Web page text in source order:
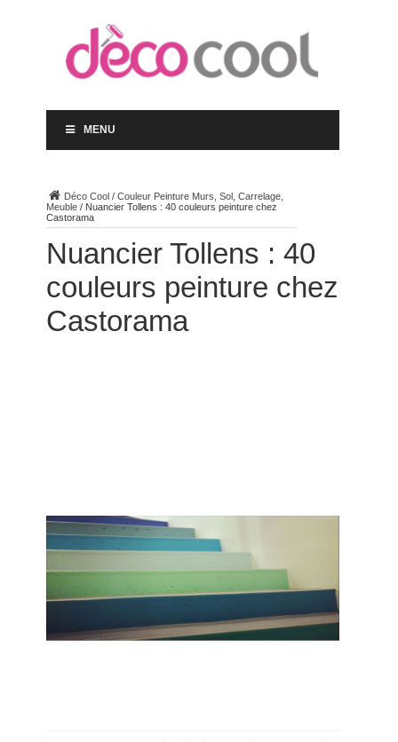
MENU
Déco Cool/ Couleur Peinture Murs, Sol, Carrelage,
Meuble/ Nuancier Tollens : 40 couleurs peinture chez
Castorama
Nuancier Tollens : 40
couleurs peinture chez
Castorama